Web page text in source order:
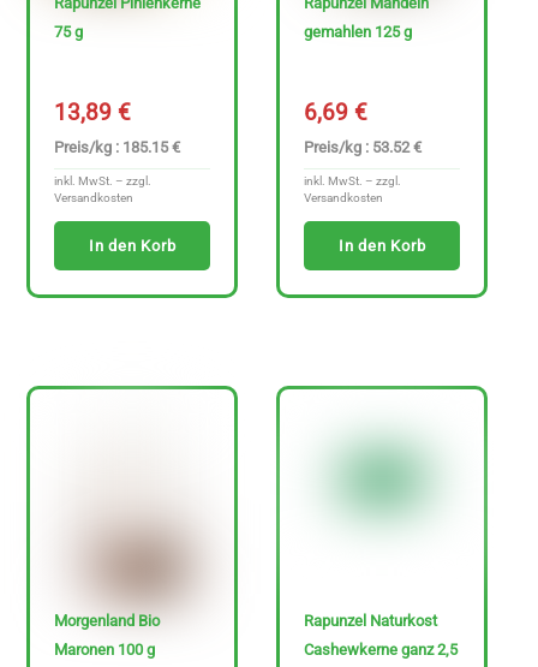
75 g
13,89€
Preis/kg : 185.15 €
inkl. MwSt. – zzgl.
Versandkosten
In den Korb
gemahlen 125 g
6,69€
Preis/kg : 53.52 €
inkl. MwSt. – zzgl.
Versandkosten
In den Korb
Morgenland Bio
Maronen 100 g
Rapunzel Naturkost
Cashewkerne ganz 2,5